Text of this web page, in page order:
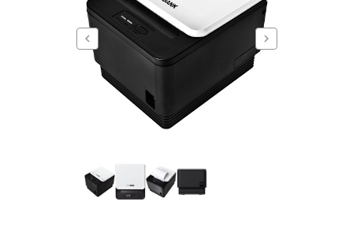
chevron_left chevron_right